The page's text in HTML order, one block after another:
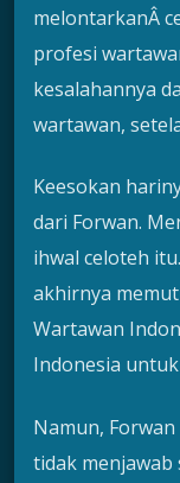
melontarkanÂ
profesi
kesalahannya
wartawan,
Keesokan
dari Forwan.
ihwal celoteh
akhirnya
Wartawan
Indonesia
Namun,
tidak menjawab